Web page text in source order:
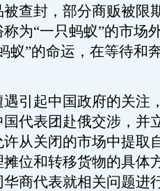
查封，部分商贩被限
为“一只蚂蚁”的市场
蚁”的命运，在等待和
起中国政府的关注
代表团赴俄交涉，并
从关闭的市场中提取
位和转移货物的具体
商代表就相关问题进